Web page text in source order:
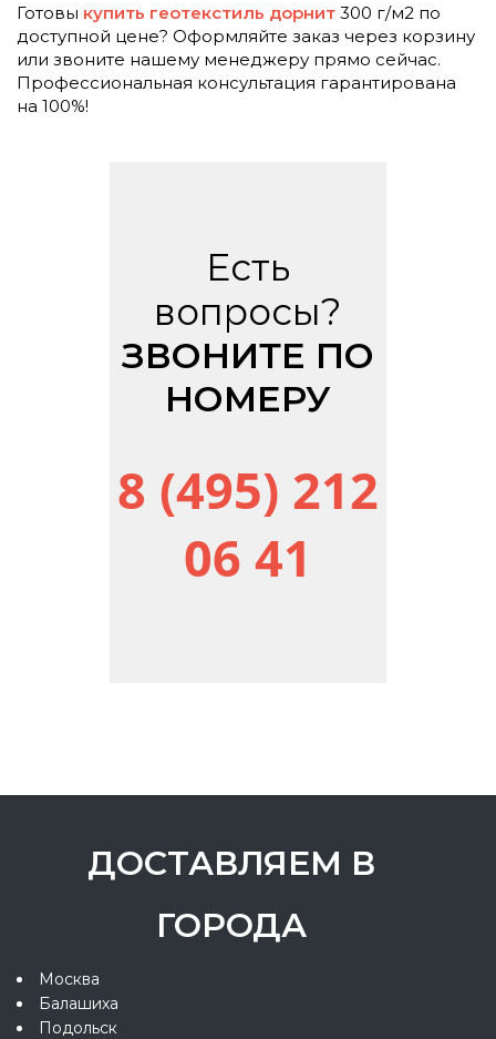
Готовы купить геотекстиль дорнит 300 г/м2 по
доступной цене? Оформляйте заказ через корзину
или звоните нашему менеджеру прямо сейчас.
Профессиональная консультация гарантирована
на 100%!
Есть
вопросы?
ЗВОНИТЕ ПО
НОМЕРУ
8 (495) 212
06 41
ДОСТАВЛЯЕМ В
ГОРОДА
Москва
Балашиха
Подольск